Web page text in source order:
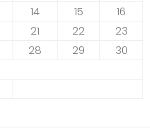
14 15
16
21 22
23
28 29
30